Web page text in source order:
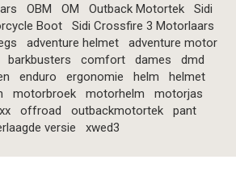
OBM OM Outback Motortek
Sidi
Boot
Sidi Crossfire 3 Motorlaars
adventure helmet
adventure motor
barkbusters comfort dames
dmd
enduro ergonomie helm
helmet
motorbroek motorhelm
motorjas
offroad outbackmotortek
pant
versie
xwed3